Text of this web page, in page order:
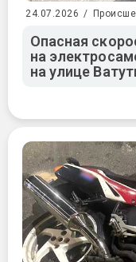
24.07.2026 /
Опасная
на
на улице